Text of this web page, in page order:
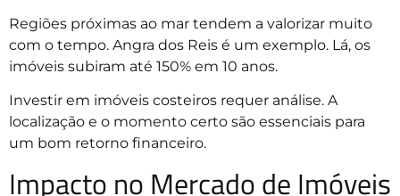
Regiões próximas ao mar tendem a valorizar muito
com o tempo. Angra dos Reis é um exemplo. Lá, os
imóveis subiram até 150% em 10 anos.
Investir em imóveis costeiros requer análise. A
localização e o momento certo são essenciais para
um bom retorno financeiro.
Impacto no Mercado de Imóveis